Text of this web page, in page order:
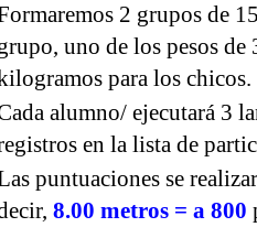
2 grupos de
uno de los pesos
para los chicos.
alumno/ ejecutará 3
en la lista de
puntuaciones se
8.00 metros = a 800